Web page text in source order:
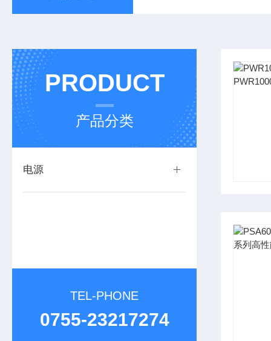
PRODUCT
产品分类
电源
TEL-PHONE
0755-23217274